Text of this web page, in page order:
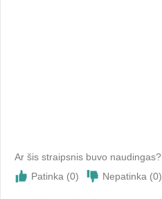
Ar šis straipsnis buvo naudingas?
Patinka (0) Nepatinka (0)